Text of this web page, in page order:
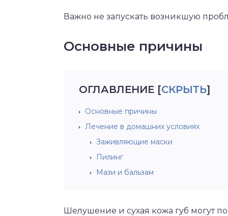
Важно не запускать возникшую
Основные причины
ОГЛАВЛЕНИЕ [СКРЫТЬ]
Основные причины
Лечение в домашних условиях
Заживляющие маски
Пилинг
Мази и бальзам
Шелушение и сухая кожа губ могут